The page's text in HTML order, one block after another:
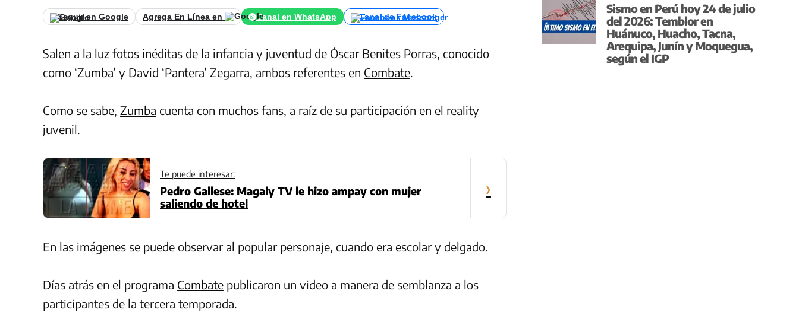
Seguir en Google Agrega En Línea en Canal en WhatsApp Canal de Facebook
Salen a la luz fotos inéditas de la infancia y juventud de Óscar Benites Porras, conocido
como ‘Zumba’ y David ‘Pantera’ Zegarra, ambos referentes en Combate.
Como se sabe, Zumba cuenta con muchos fans, a raíz de su participación en el reality
juvenil.
Te puede interesar:
Pedro Gallese: Magaly TV le hizo ampay con mujer
saliendo de hotel
›
En las imágenes se puede observar al popular personaje, cuando era escolar y delgado.
Días atrás en el programa Combate publicaron un video a manera de semblanza a los
participantes de la tercera temporada.
Sismo en Perú hoy 24 de julio
del 2026: Temblor en
Huánuco, Huacho, Tacna,
Arequipa, Junín y Moquegua,
según el IGP